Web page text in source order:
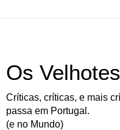
Os
Críticas, críticas, e mais
passa em Portugal.
(e no Mundo)